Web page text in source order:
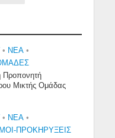
• NEA •
Προπονητή
Μικτής Ομάδας
• NEA •
ΠΡΟΚΗΡΥΞΕΙΣ